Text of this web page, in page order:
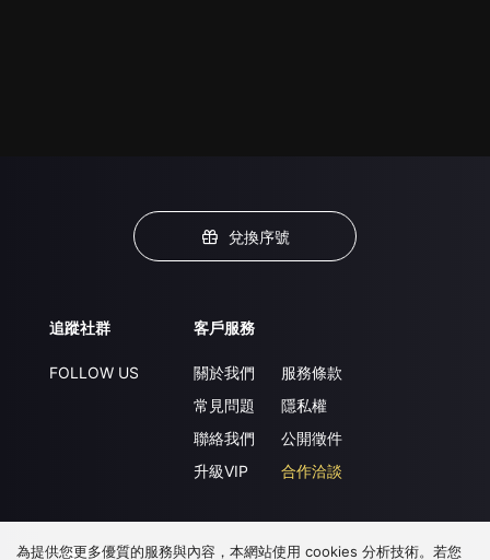
兌換序號
追蹤社群
FOLLOW US
客戶服務
關於我們
常見問題
聯絡我們
升級VIP
服務條款
隱私權
公開徵件
合作洽談
下載 APP
為提供您更多優質的服務與內容，本網站使用 cookies 分析技術。若您